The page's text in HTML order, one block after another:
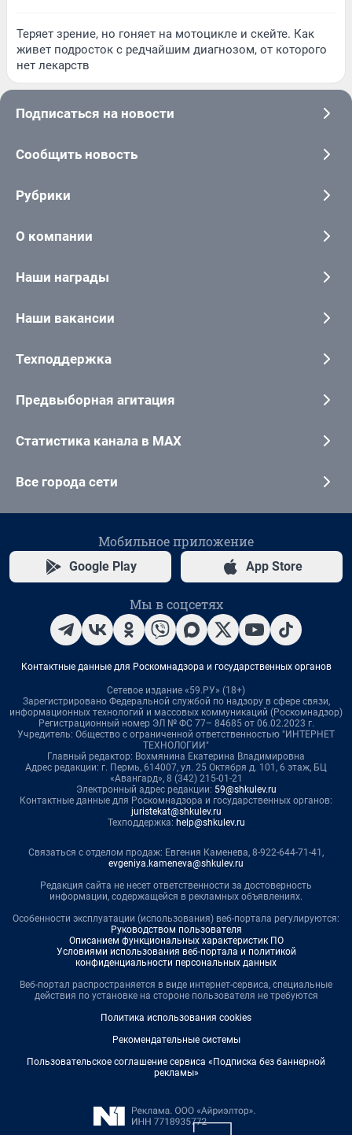
Теряет зрение, но гоняет на мотоцикле и скейте. Как
живет подросток с редчайшим диагнозом, от которого
нет лекарств
Подписаться на новости
Сообщить новость
Рубрики
О компании
Наши награды
Наши вакансии
Техподдержка
Предвыборная агитация
Статистика канала в MAX
Все города сети
Мобильное приложение
Google Play App Store
Мы в соцсетях
Контактные данные для Роскомнадзора и государственных органов
Сетевое издание «59.РУ» (18+)
Зарегистрировано Федеральной службой по надзору в сфере связи,
информационных технологий и массовых коммуникаций (Роскомнадзор)
Регистрационный номер ЭЛ № ФС 77– 84685 от 06.02.2023 г.
Учредитель: Общество с ограниченной ответственностью "ИНТЕРНЕТ
ТЕХНОЛОГИИ"
Главный редактор: Вохмянина Екатерина Владимировна
Адрес редакции: г. Пермь, 614007, ул. 25 Октября д. 101, 6 этаж, БЦ
«Авангард», 8 (342) 215-01-21
Электронный адрес редакции: 59@shkulev.ru
Контактные данные для Роскомнадзора и государственных органов:
juristekat@shkulev.ru
Техподдержка: help@shkulev.ru
Связаться с отделом продаж: Евгения Каменева, 8-922-644-71-41,
evgeniya.kameneva@shkulev.ru
Редакция сайта не несет ответственности за достоверность
информации, содержащейся в рекламных объявлениях.
Особенности эксплуатации (использования) веб-портала регулируются:
Руководством пользователя
Описанием функциональных характеристик ПО
Условиями использования веб-портала и политикой
конфиденциальности персональных данных
Веб-портал распространяется в виде интернет-сервиса, специальные
действия по установке на стороне пользователя не требуются
Политика использования cookies
Рекомендательные системы
Пользовательское соглашение сервиса «Подписка без баннерной
рекламы»